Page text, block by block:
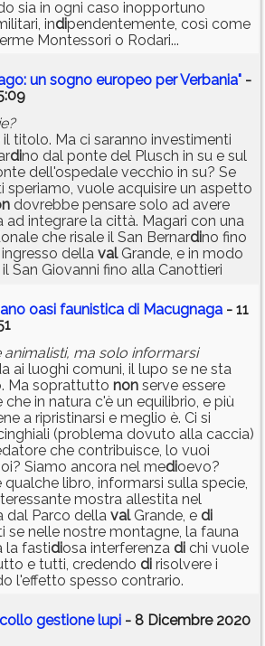
sia in ogni caso inopportuno
indipendentemente, così come
Montessori o Rodari...
un sogno europeo per Verbania" -
il titolo. Ma ci saranno investimenti
dino dal ponte del Plusch in su e sul
dell'ospedale vecchio in su? Se
speriamo, vuole acquisire un aspetto
dovrebbe pensare solo ad avere
ad integrare la città. Magari con una
che risale il San Bernardino fino
della valGrande, e in modo
San Giovanni fino alla Canottieri
oasi faunistica di Macugnaga - 11
ma solo informarsi
ai luoghi comuni, il lupo se ne sta
Ma soprattutto non serve essere
in natura c'è un equilibrio, e più
a ripristinarsi e meglio è. Ci si
(problema dovuto alla caccia)
che contribuisce, lo vuoi
Siamo ancora nel medioevo?
qualche libro, informarsi sulla specie,
mostra allestita nel
dal Parco della valGrande, e di
se nelle nostre montagne, la fauna
la fastidiosa interferenza di chi vuole
e tutti, credendo di risolvere i
l'effetto spesso contrario.
gestione lupi - 8 Dicembre 2020